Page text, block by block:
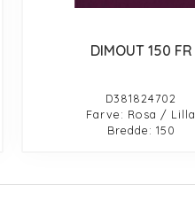
DIMOUT 150 FR
D381824702
Farve: Rosa / Lilla
Bredde: 150